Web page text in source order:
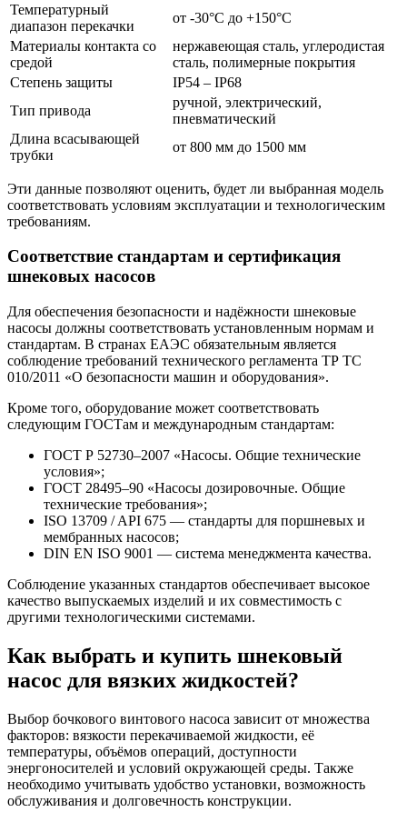
Температурный
диапазон перекачки
от -30°C до +150°C
Материалы контакта со
средой
нержавеющая сталь, углеродистая
сталь, полимерные покрытия
Степень защиты
IP54 – IP68
Тип привода
ручной, электрический,
пневматический
Длина всасывающей
трубки
от 800 мм до 1500 мм
Эти данные позволяют оценить, будет ли выбранная модель
соответствовать условиям эксплуатации и технологическим
требованиям.
Соответствие стандартам и сертификация
шнековых насосов
Для обеспечения безопасности и надёжности шнековые
насосы должны соответствовать установленным нормам и
стандартам. В странах ЕАЭС обязательным является
соблюдение требований технического регламента ТР ТС
010/2011 «О безопасности машин и оборудования».
Кроме того, оборудование может соответствовать
следующим ГОСТам и международным стандартам:
ГОСТ Р 52730–2007 «Насосы. Общие технические
условия»;
ГОСТ 28495–90 «Насосы дозировочные. Общие
технические требования»;
ISO 13709 / API 675 — стандарты для поршневых и
мембранных насосов;
DIN EN ISO 9001 — система менеджмента качества.
Соблюдение указанных стандартов обеспечивает высокое
качество выпускаемых изделий и их совместимость с
другими технологическими системами.
Как выбрать и купить шнековый
насос для вязких жидкостей?
Выбор бочкового винтового насоса зависит от множества
факторов: вязкости перекачиваемой жидкости, её
температуры, объёмов операций, доступности
энергоносителей и условий окружающей среды. Также
необходимо учитывать удобство установки, возможность
обслуживания и долговечность конструкции.